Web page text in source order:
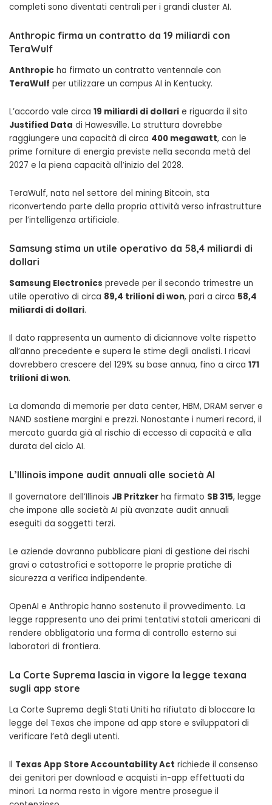
completi sono diventati centrali per i grandi cluster AI.
Anthropic firma un contratto da 19 miliardi con
TeraWulf
Anthropic ha firmato un contratto ventennale con
TeraWulf per utilizzare un campus AI in Kentucky.
L’accordo vale circa 19 miliardi di dollari e riguarda il sito
Justified Data di Hawesville. La struttura dovrebbe
raggiungere una capacità di circa 400 megawatt, con le
prime forniture di energia previste nella seconda metà del
2027 e la piena capacità all’inizio del 2028.
TeraWulf, nata nel settore del mining Bitcoin, sta
riconvertendo parte della propria attività verso infrastrutture
per l’intelligenza artificiale.
Samsung stima un utile operativo da 58,4 miliardi di
dollari
Samsung Electronics prevede per il secondo trimestre un
utile operativo di circa 89,4 trilioni di won, pari a circa 58,4
miliardi di dollari.
Il dato rappresenta un aumento di diciannove volte rispetto
all’anno precedente e supera le stime degli analisti. I ricavi
dovrebbero crescere del 129% su base annua, fino a circa 171
trilioni di won.
La domanda di memorie per data center, HBM, DRAM server e
NAND sostiene margini e prezzi. Nonostante i numeri record, il
mercato guarda già al rischio di eccesso di capacità e alla
durata del ciclo AI.
L’Illinois impone audit annuali alle società AI
Il governatore dell’Illinois JB Pritzker ha firmato SB 315, legge
che impone alle società AI più avanzate audit annuali
eseguiti da soggetti terzi.
Le aziende dovranno pubblicare piani di gestione dei rischi
gravi o catastrofici e sottoporre le proprie pratiche di
sicurezza a verifica indipendente.
OpenAI e Anthropic hanno sostenuto il provvedimento. La
legge rappresenta uno dei primi tentativi statali americani di
rendere obbligatoria una forma di controllo esterno sui
laboratori di frontiera.
La Corte Suprema lascia in vigore la legge texana
sugli app store
La Corte Suprema degli Stati Uniti ha rifiutato di bloccare la
legge del Texas che impone ad app store e sviluppatori di
verificare l’età degli utenti.
Il Texas App Store Accountability Act richiede il consenso
dei genitori per download e acquisti in-app effettuati da
minori. La norma resta in vigore mentre prosegue il